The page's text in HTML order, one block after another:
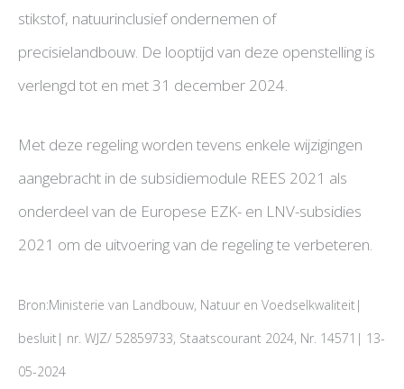
stikstof, natuurinclusief ondernemen of
precisielandbouw. De looptijd van deze openstelling is
verlengd tot en met 31 december 2024.
Met deze regeling worden tevens enkele wijzigingen
aangebracht in de subsidiemodule REES 2021 als
onderdeel van de Europese EZK- en LNV-subsidies
2021 om de uitvoering van de regeling te verbeteren.
Bron:Ministerie van Landbouw, Natuur en Voedselkwaliteit|
besluit| nr. WJZ/ 52859733, Staatscourant 2024, Nr. 14571| 13-
05-2024